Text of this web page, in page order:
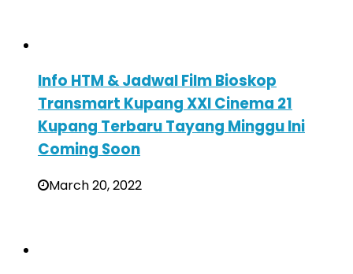
Info HTM & Jadwal Film Bioskop
Transmart Kupang XXI Cinema 21
Kupang Terbaru Tayang Minggu Ini
Coming Soon
March 20, 2022